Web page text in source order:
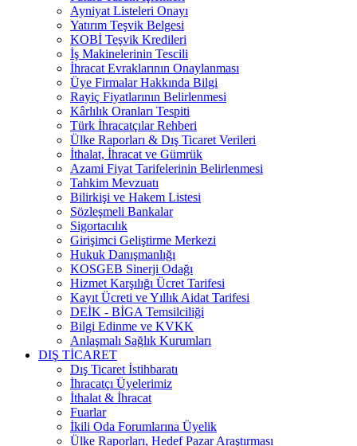
Ayniyat Listeleri Onayı
Yatırım Teşvik Belgesi
KOBİ Teşvik Kredileri
İş Makinelerinin Tescili
İhracat Evraklarının Onaylanması
Üye Firmalar Hakkında Bilgi
Rayiç Fiyatlarının Belirlenmesi
Kârlılık Oranları Tespiti
Türk İhracatçılar Rehberi
Ülke Raporları & Dış Ticaret Verileri
İthalat, İhracat ve Gümrük
Azami Fiyat Tarifelerinin Belirlenmesi
Tahkim Mevzuatı
Bilirkişi ve Hakem Listesi
Sözleşmeli Bankalar
Sigortacılık
Girişimci Geliştirme Merkezi
Hukuk Danışmanlığı
KOSGEB Sinerji Odağı
Hizmet Karşılığı Ücret Tarifesi
Kayıt Ücreti ve Yıllık Aidat Tarifesi
DEİK - BİGA Temsilciliği
Bilgi Edinme ve KVKK
Anlaşmalı Sağlık Kurumları
DIŞ TİCARET
Dış Ticaret İstihbaratı
İhracatçı Üyelerimiz
İthalat & İhracat
Fuarlar
İkili Oda Forumlarına Üyelik
Ülke Raporları, Hedef Pazar Araştırması